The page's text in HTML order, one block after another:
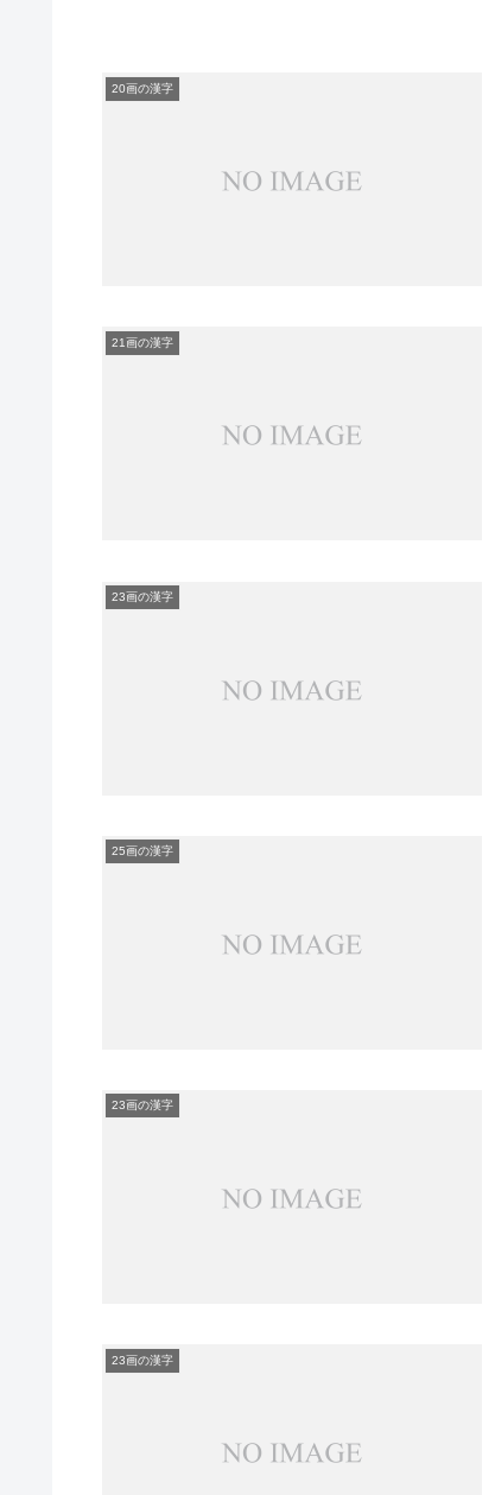
20画の漢字
21画の漢字
23画の漢字
25画の漢字
23画の漢字
23画の漢字